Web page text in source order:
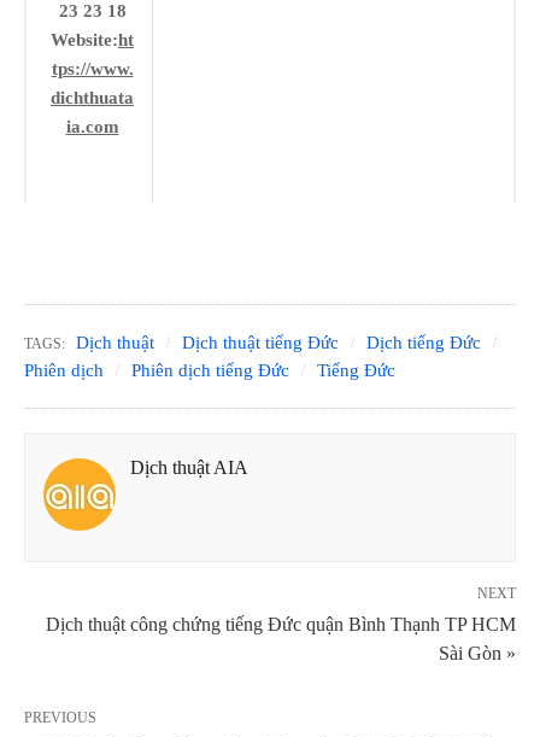
23 23 18
Website:ht
tps://www.
dichthuata
ia.com
TAGS: Dịch thuật Dịch thuật tiếng Đức
Dịch tiếng Đức
Phiên dịch
Phiên dịch tiếng Đức Tiếng Đức
Dịch thuật AIA
NEXT
Dịch thuật công chứng tiếng Đức quận Bình Thạnh TP HCM
Sài Gòn »
PREVIOUS